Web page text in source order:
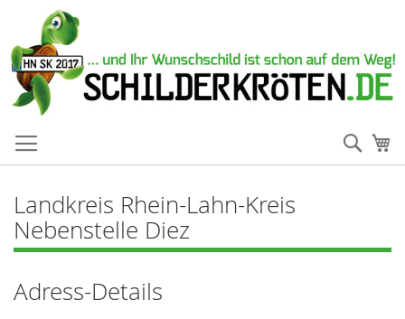
Landkreis Rhein-Lahn-Kreis
Nebenstelle Diez
Adress-Details